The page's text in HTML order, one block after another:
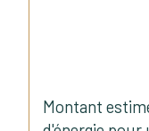
Montant